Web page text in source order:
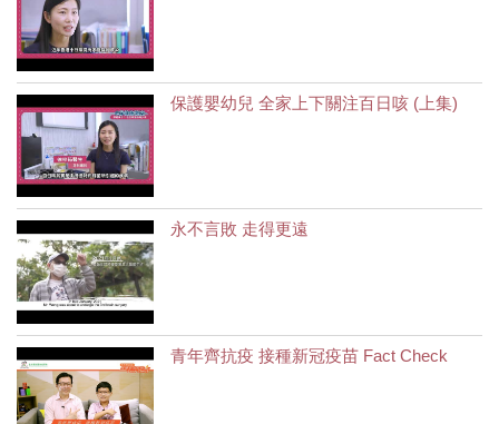
保護嬰幼兒 全家上下關注百日咳 (上集)
永不言敗 走得更遠
青年齊抗疫 接種新冠疫苗 Fact Check